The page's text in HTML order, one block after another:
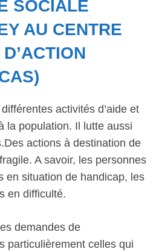
SOCIALE
AU CENTRE
activités d’aide et
la population. Il lutte aussi
actions à destination de
A savoir, les personnes
en situation de handicap, les
en difficulté.
demandes de
particulièrement celles qui